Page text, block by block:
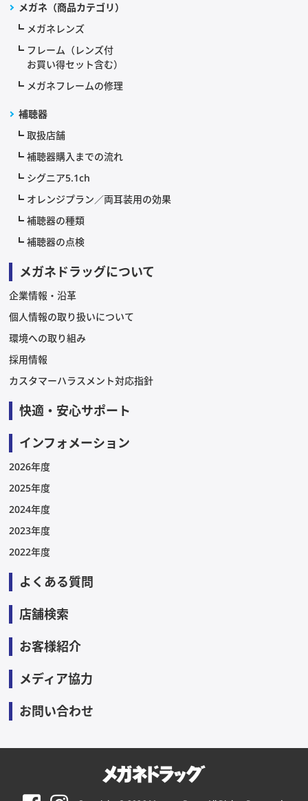
メガネ（商品カテゴリ）
メガネレンズ
フレーム（レンズ付
お買い得セット含む）
メガネフレームの修理
補聴器
取扱店舗
補聴器購入までの流れ
シグニア5.1ch
オレンジプラン／両耳装用の効果
補聴器の種類
補聴器の点検
メガネドラッグについて
企業情報・沿革
個人情報の取り扱いについて
環境への取り組み
採用情報
カスタマーハラスメント対応指針
快適・安心サポート
インフォメーション
2026年度
2025年度
2024年度
2023年度
2022年度
よくある質問
店舗検索
お客様紹介
メディア協力
お問い合わせ